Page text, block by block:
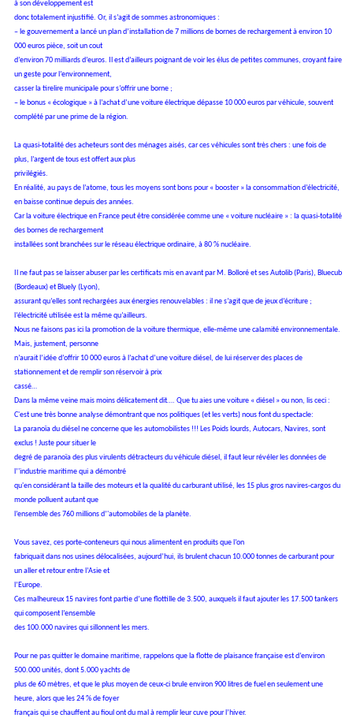
à son développement est
donc totalement injustifié. Or, il s’agit de sommes astronomiques :
– le gouvernement a lancé un plan d’installation de 7 millions de bornes derechargement à environ 10
000 euros pièce, soit un cout
d’environ 70 milliards d’euros. Il est d’ailleurs poignant de voir les élusde petites communes, croyant faire
un geste pour l’environnement,
casser la tirelire municipale pour s’offrir une borne ;
– le bonus « écologique » à l’achat d’une voiture électrique dépasse 10 000euros par véhicule, souvent
complété par une prime de la région.
La quasi-totalité des acheteurs sont des ménages aisés, car ces véhiculessont très chers : une fois de
plus, l’argent de tous est offert aux plus
privilégiés.
En réalité, au pays de l’atome, tous les moyens sont bons pour « booster » la consommation d’électricité,
en baisse continue depuis des années.
Car la voiture électrique en France peut être considérée comme une « voiture nucléaire » : la quasi-totalité
des bornes de rechargement
installées sont branchées sur le réseau électrique ordinaire, à 80 % nucléaire.
Il ne faut pas se laisser abuser par les certificats mis en avant par M. Bolloré et ses Autolib (Paris), Bluecub
(Bordeaux) et Bluely (Lyon),
assurant qu’elles sont rechargées aux énergies renouvelables : il ne s’agitque de jeux d’écriture ;
l’électricité utilisée est la même qu’ailleurs.
Nous ne faisons pas ici la promotion de la voiture thermique, elle-même une calamité environnementale.
Mais, justement, personne
n’aurait l’idée d’offrir 10 000 euros à l’achat d’une voiture diésel, de luiréserver des places de
stationnement et de remplir son réservoir à prix
cassé…
Dans la même veine mais moins délicatement dit…. Que tu aies une voiture « diésel » ou non, lis ceci :
C'est une très bonne analyse démontrant que nos politiques (et les verts)nous font du spectacle:
La paranoïa du diésel ne concerne que les automobilistes !!! Les Poids lourds, Autocars, Navires, sont
exclus ! Juste pour situer le
degré de paranoïa des plus virulents détracteurs du véhicule diésel, il faut leur révéler les données de
l’'industrie maritime qui a démontré
qu'en considérant la taille des moteurs et la qualité du carburant utilisé, les 15 plus gros navires-cargos du
monde polluent autant que
l’ensemble des 760 millions d’'automobiles de la planète.
Vous savez, ces porte-conteneurs qui nous alimentent en produits que l’on
fabriquait dans nos usines délocalisées, aujourd’hui, ils brulent chacun 10.000 tonnes de carburant pour
un aller et retour entre l’Asie et
l’Europe.
Ces malheureux 15 navires font partie d’une flottille de 3.500, auxquels il faut ajouter les 17.500 tankers
qui composent l’ensemble
des 100.000 navires qui sillonnent les mers.
Pour ne pas quitter le domaine maritime, rappelons que la flotte deplaisance française est d’environ
500.000 unités, dont 5.000 yachts de
plus de 60 mètres, et que le plus moyen de ceux-ci brule environ 900 litresde fuel en seulement une
heure, alors que les 24 % de foyer
français qui se chauffent au fioul ont du mal à remplir leur cuve pour l’hiver.